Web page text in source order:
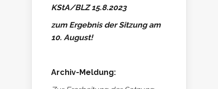
KStA/BLZ 15.8.2023
zum Ergebnis der Sitzung am
10. August!
Archiv-Meldung: